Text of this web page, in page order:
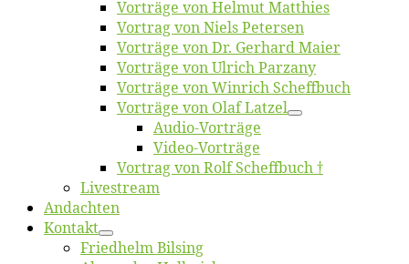
Vor­trä­ge von Hel­mut Matthies
Vor­trag von Niels Petersen
Vor­trä­ge von Dr. Ger­hard Maier
Vor­trä­ge von Ul­rich Parzany
Vor­trä­ge von Win­rich Scheffbuch
Vor­trä­ge von Olaf Latzel
Au­dio-Vor­trä­ge
Vi­deo-Vor­trä­ge
Vor­trag von Rolf Scheffbuch †
Live­stream
An­dach­ten
Kon­takt
Fried­helm Bilsing